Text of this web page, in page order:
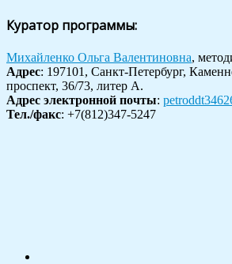
Куратор программы:
Михайленко Ольга Валентиновна,
Адрес: 197101, Санкт-Петербург,
проспект, 36/73, литер А.
Адрес электронной почты:
Тел./факс: +7(812)347-5247